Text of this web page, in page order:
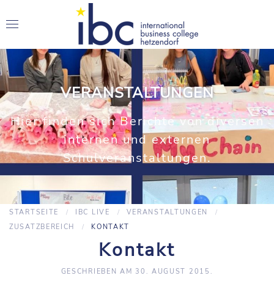
VERANSTALTUNGEN
Hier finden sich Berichte von diversen
internen und externen
Schulveranstaltungen.
STARTSEITE IBC LIVE
VERANSTALTUNGEN
ZUSATZBEREICH
KONTAKT
Kontakt
GESCHRIEBEN AM 30. AUGUST 2015 .